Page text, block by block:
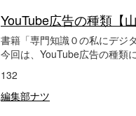
YouTube広告の種類【
書籍「専門知識０の私にデジ
今回は、YouTube広告の種類
132
編集部ナツ